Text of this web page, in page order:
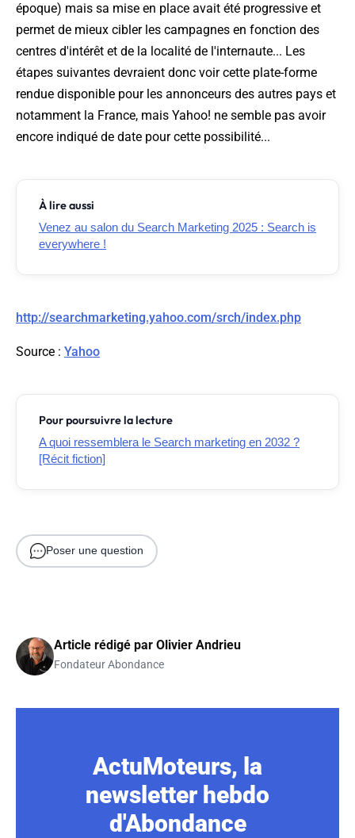
époque) mais sa mise en place avait été progressive et
permet de mieux cibler les campagnes en fonction des
centres d'intérêt et de la localité de l'internaute... Les
étapes suivantes devraient donc voir cette plate-forme
rendue disponible pour les annonceurs des autres pays et
notamment la France, mais Yahoo! ne semble pas avoir
encore indiqué de date pour cette possibilité...
À lire aussi
Venez au salon du Search Marketing 2025 : Search is
everywhere !
http://searchmarketing.yahoo.com/srch/index.php
Source : Yahoo
Pour poursuivre la lecture
A quoi ressemblera le Search marketing en 2032 ?
[Récit fiction]
Poser une question
Article rédigé par Olivier Andrieu
Fondateur Abondance
ActuMoteurs, la
newsletter hebdo
d'Abondance